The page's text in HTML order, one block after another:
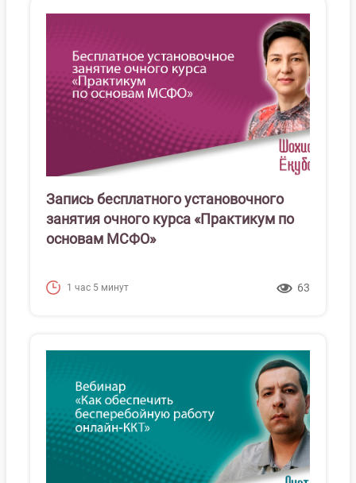
Запись бесплатного установочного
занятия очного курса «Практикум по
основам МСФО»
1 час 5 минут 63